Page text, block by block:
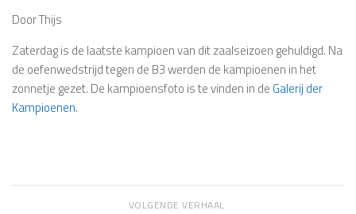
Door Thijs
Zaterdag is de laatste kampioen van dit zaalseizoen gehuldigd. Na
de oefenwedstrijd tegen de B3 werden de kampioenen in het
zonnetje gezet. De kampioensfoto is te vinden in de Galerij der
Kampioenen.
VOLGENDE VERHAAL